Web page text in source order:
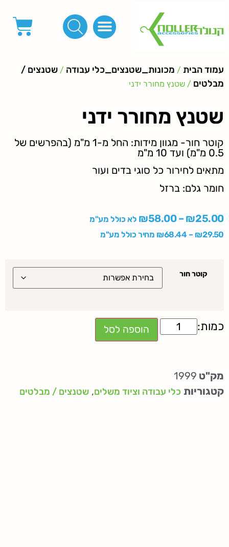
עמוד הבית / מכונות_שטנצים_כלי עבודה / שטנצים /
מבלטים / שטנץ מחורר ידני
שטנץ מחורר ידני
קוטר חור- מגוון מידות: החל מ-1 מ"מ (בהפרשים של
0.5 מ"מ) ועד 10 מ"מ
מתאים לחירור כל סוגי בדים ועור
חומר גלם: ברזל
₪25.00
–
₪58.00
לא כולל מע"מ
₪29.50
–
₪68.44 מחיר כולל מע"מ
קוטר חור
הוספה לסל
מק"ט 1999
קטגוריות כלי עבודה וציוד משלים, שטנצים / מבלטים